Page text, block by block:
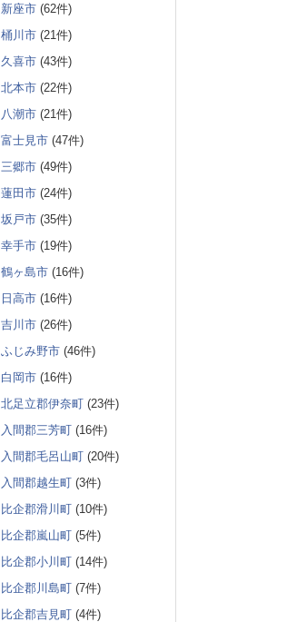
新座市 (62件)
桶川市 (21件)
久喜市 (43件)
北本市 (22件)
八潮市 (21件)
富士見市 (47件)
三郷市 (49件)
蓮田市 (24件)
坂戸市 (35件)
幸手市 (19件)
鶴ヶ島市 (16件)
日高市 (16件)
吉川市 (26件)
ふじみ野市 (46件)
白岡市 (16件)
北足立郡伊奈町 (23件)
入間郡三芳町 (16件)
入間郡毛呂山町 (20件)
入間郡越生町 (3件)
比企郡滑川町 (10件)
比企郡嵐山町 (5件)
比企郡小川町 (14件)
比企郡川島町 (7件)
比企郡吉見町 (4件)